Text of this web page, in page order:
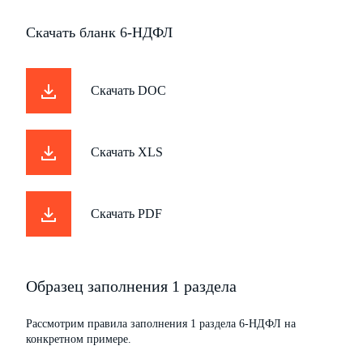
Cкачать бланк 6-НДФЛ
Скачать DOC
Скачать XLS
Скачать PDF
Образец заполнения 1 раздела
Рассмотрим правила заполнения 1 раздела 6-НДФЛ на
конкретном примере.